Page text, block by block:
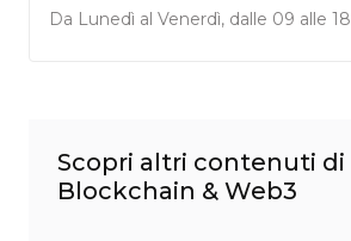
Da Lunedì al Venerdì, dalle 09 alle 18
Scopri altri contenuti di
Blockchain & Web3